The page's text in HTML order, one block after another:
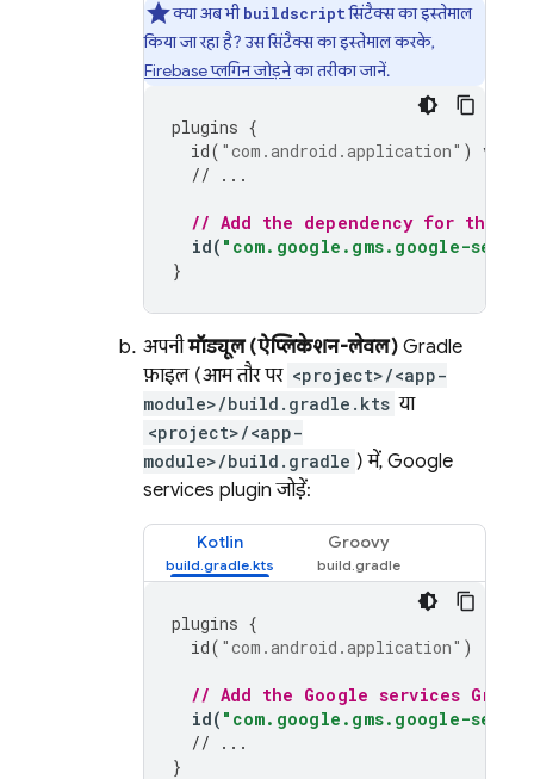
क्या अब भीbuildscriptसिंटैक्स का इस्तेमाल
किया जा रहा है? उस सिंटैक्स का इस्तेमाल करके,
Firebase प्लगिन जोड़नेका तरीका जानें.
plugins {
id( "com.android.application" )
// ...
// Add the dependency for the
id( "com.google.gms.google-
}
अपनीमॉड्यूल (ऐप्लिकेशन-लेवल)Gradle
फ़ाइल (आम तौर पर <project>/<app-
module>/build.gradle.kts या
<project>/<app-
module>/build.gradle ) में, Google
services plugin जोड़ें:
Kotlin Groovy
plugins {
id( "com.android.application" )
// Add the Google services
id( "com.google.gms.google-
// ...
}